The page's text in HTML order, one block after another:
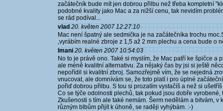
začátečník bude mít jen dobrou přilbu než třeba kompletní
podobné kvality jako Mac a za nižší cenu, tak nevidím
se rád podíval...
vlad 20. květen 2007 12:27:10
Mac není špatný ale sedmička je na začátečníka trochu
,vyrábím realné zbroje z 1,5 až 2 mm plechu a cena bude o
Imani 20. květen 2007 10:54:03
No to je právě ono. Také si myslím, že Mac patří ke špičce
ale méně kvalitní alternativu. Za nějaký čas by jsi si ještě
nepořídil si kvalitní zbroj. Samozřejmě vím, že se nejedná
vnucovat, ale domnívám se, že toto platí i pro úplné
pořiď dobrou přilbu. S tou si prozatím vystačíš a než si
Co se týče odolnosti plechů, tak pokud jsou dobře
Zkušenosti s tím ale také nemám. Šerm nedělám a bitvám,
různým blbům přijít k úhoně, se raději vyhýbám. :-)